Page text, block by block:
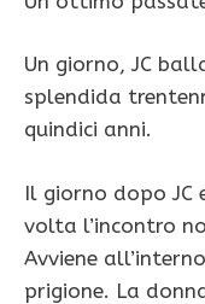
Un giorno, JC
splendida
quindici anni.
Il giorno dopo JC
volta l’incontro
Avviene
prigione. La